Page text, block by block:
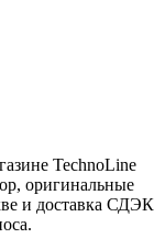
TechnoLine
оригинальные
и доставка СДЭК